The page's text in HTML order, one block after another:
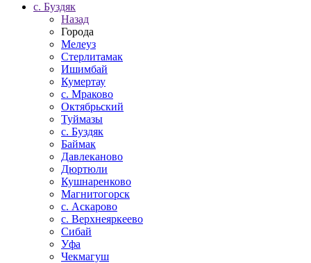
c. Буздяк
Назад
Города
Мелеуз
Стерлитамак
Ишимбай
Кумертау
c. Мраково
Октябрьский
Туймазы
c. Буздяк
Баймак
Давлеканово
Дюртюли
Кушнаренково
Магнитогорск
с. Аскарово
с. Верхнеяркеево
Сибай
Уфа
Чекмагуш